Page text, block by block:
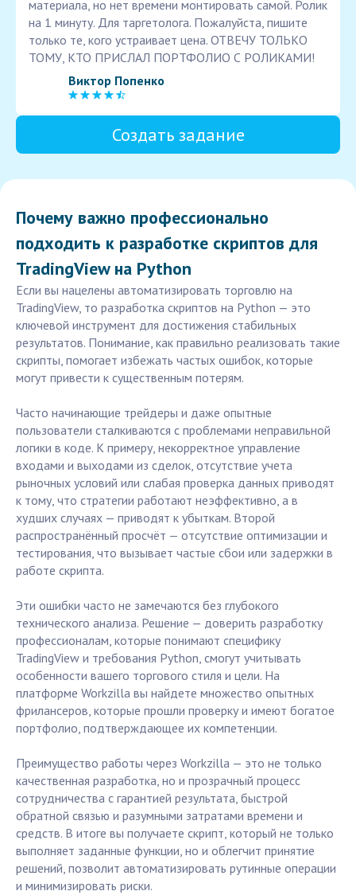
материала, но нет времени монтировать самой. Ролик
на 1 минуту. Для таргетолога. Пожалуйста, пишите
только те, кого устраивает цена. ОТВЕЧУ ТОЛЬКО
ТОМУ, КТО ПРИСЛАЛ ПОРТФОЛИО С РОЛИКАМИ!
Виктор Попенко
Создать задание
Почему важно профессионально
подходить к разработке скриптов для
TradingView на Python
Если вы нацелены автоматизировать торговлю на
TradingView, то разработка скриптов на Python — это
ключевой инструмент для достижения стабильных
результатов. Понимание, как правильно реализовать такие
скрипты, помогает избежать частых ошибок, которые
могут привести к существенным потерям.
Часто начинающие трейдеры и даже опытные
пользователи сталкиваются с проблемами неправильной
логики в коде. К примеру, некорректное управление
входами и выходами из сделок, отсутствие учета
рыночных условий или слабая проверка данных приводят
к тому, что стратегии работают неэффективно, а в
худших случаях — приводят к убыткам. Второй
распространённый просчёт — отсутствие оптимизации и
тестирования, что вызывает частые сбои или задержки в
работе скрипта.
Эти ошибки часто не замечаются без глубокого
технического анализа. Решение — доверить разработку
профессионалам, которые понимают специфику
TradingView и требования Python, смогут учитывать
особенности вашего торгового стиля и цели. На
платформе Workzilla вы найдете множество опытных
фрилансеров, которые прошли проверку и имеют богатое
портфолио, подтверждающее их компетенции.
Преимущество работы через Workzilla — это не только
качественная разработка, но и прозрачный процесс
сотрудничества с гарантией результата, быстрой
обратной связью и разумными затратами времени и
средств. В итоге вы получаете скрипт, который не только
выполняет заданные функции, но и облегчит принятие
решений, позволит автоматизировать рутинные операции
и минимизировать риски.